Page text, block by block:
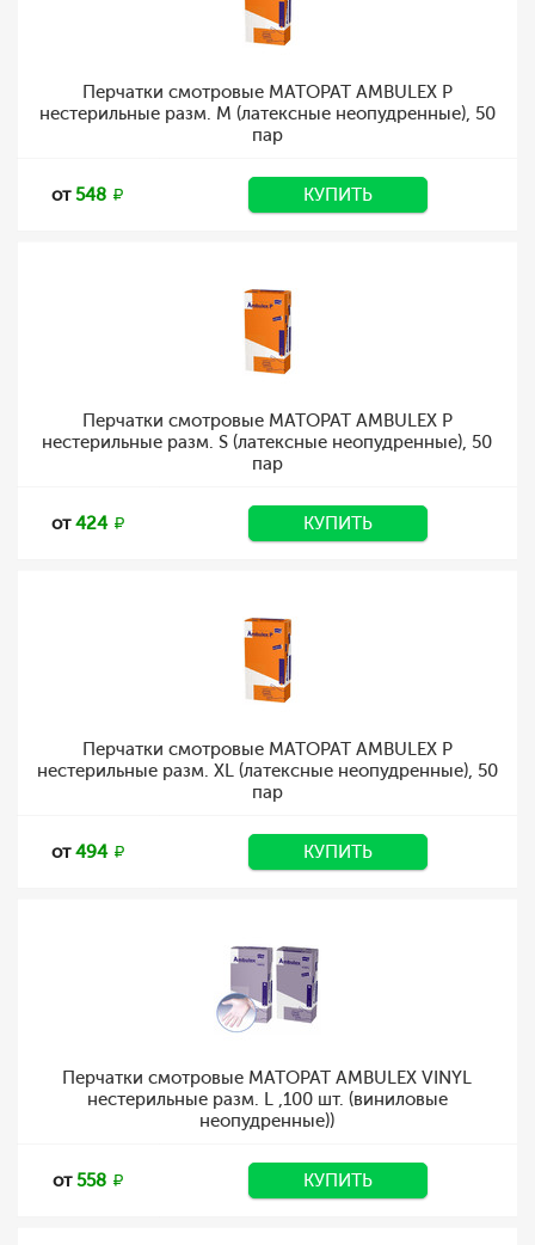
Перчатки смотровые MATOPAT AMBULEX P
нестерильные разм. M (латексные неопудренные), 50
пар
от548 КУПИТЬ
Перчатки смотровые MATOPAT AMBULEX P
нестерильные разм. S (латексные неопудренные), 50
пар
от424 КУПИТЬ
Перчатки смотровые MATOPAT AMBULEX P
нестерильные разм. XL (латексные неопудренные), 50
пар
от494 КУПИТЬ
Перчатки смотровые MATOPAT AMBULEX VINYL
нестерильные разм. L ,100 шт. (виниловые
неопудренные))
от558 КУПИТЬ